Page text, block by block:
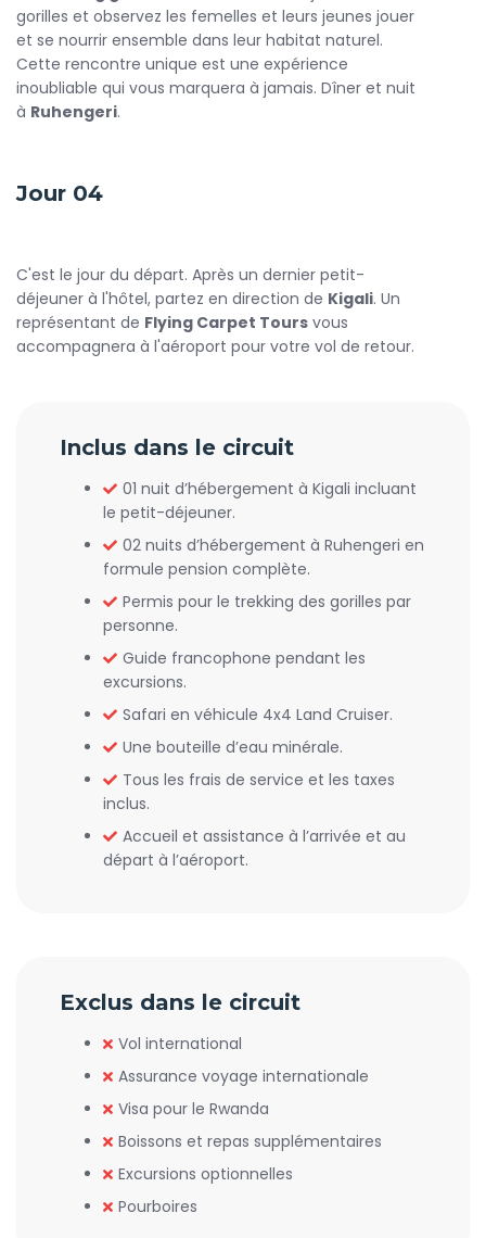
gorilles et observez les femelles et leurs jeunes jouer
et se nourrir ensemble dans leur habitat naturel.
Cette rencontre unique est une expérience
inoubliable qui vous marquera à jamais. Dîner et nuit
à Ruhengeri.
Jour 04
C'est le jour du départ. Après un dernier petit-
déjeuner à l'hôtel, partez en direction de Kigali. Un
représentant de Flying Carpet Tours vous
accompagnera à l'aéroport pour votre vol de retour.
Inclus dans le circuit
01 nuit d’hébergement à Kigali incluant
le petit-déjeuner.
02 nuits d’hébergement à Ruhengeri en
formule pension complète.
Permis pour le trekking des gorilles par
personne.
Guide francophone pendant les
excursions.
Safari en véhicule 4x4 Land Cruiser.
Une bouteille d’eau minérale.
Tous les frais de service et les taxes
inclus.
Accueil et assistance à l’arrivée et au
départ à l’aéroport.
Exclus dans le circuit
Vol international
Assurance voyage internationale
Visa pour le Rwanda
Boissons et repas supplémentaires
Excursions optionnelles
Pourboires